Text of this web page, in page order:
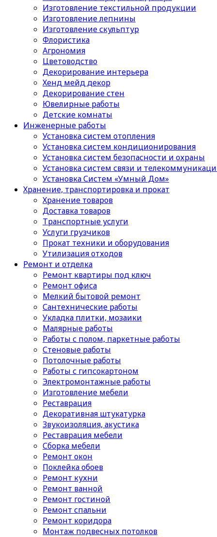
Изготовление текстильной продукции
Изготовление лепнины
Изготовление скульптур
Флористика
Агрономия
Цветоводство
Декорирование интерьера
Хенд мейд декор
Декорирование стен
Ювелирные работы
Детские комнаты
Инженерные работы
Установка систем отопления
Установка систем кондиционирования
Установка систем безопасности и охраны
Установка систем связи и
Установка Систем «Умный Дом»
Хранение, транспортировка и прокат
Хранение товаров
Доставка товаров
Транспортные услуги
Услуги грузчиков
Прокат техники и оборудования
Утилизация отходов
Ремонт и отделка
Ремонт квартиры под ключ
Ремонт офиса
Мелкий бытовой ремонт
Сантехнические работы
Укладка плитки, мозаики
Малярные работы
Работы с полом, паркетные работы
Стеновые работы
Потолочные работы
Работы с гипсокартоном
Электромонтажные работы
Изготовление мебели
Реставрация
Декоративная штукатурка
Звукоизоляция, акустика
Реставрация мебели
Сборка мебели
Ремонт окон
Поклейка обоев
Ремонт кухни
Ремонт ванной
Ремонт гостиной
Ремонт спальни
Ремонт коридора
Монтаж подвесных потолков